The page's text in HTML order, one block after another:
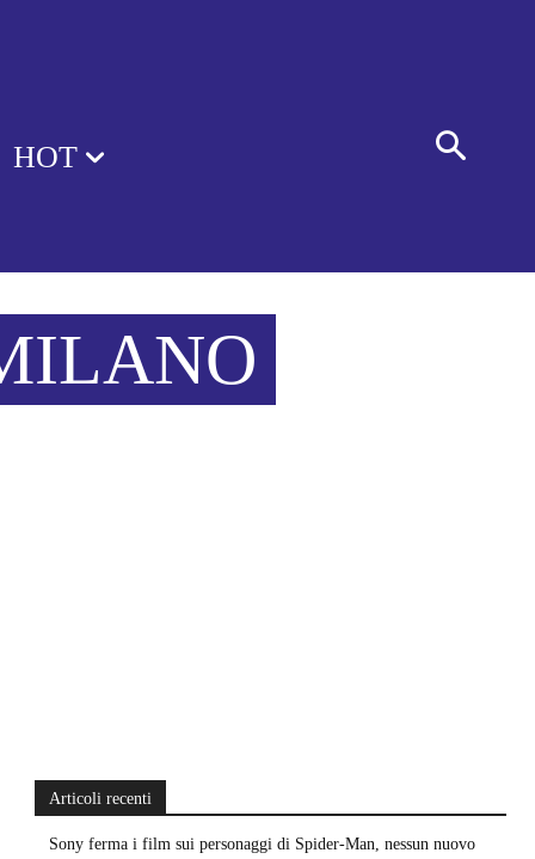
HOT
Articoli recenti
Sony ferma i film sui personaggi di Spider-Man, nessun nuovo